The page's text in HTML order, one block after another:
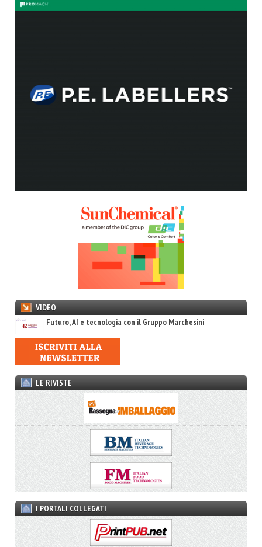
VIDEO
Futuro, AI e tecnologia con il Gruppo Marchesini
LE RIVISTE
I PORTALI COLLEGATI